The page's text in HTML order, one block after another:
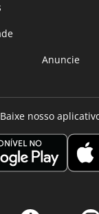
Anuncie
Baixe nosso